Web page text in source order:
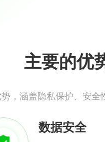
主要的优
，涵盖隐私保护、安
数据安全